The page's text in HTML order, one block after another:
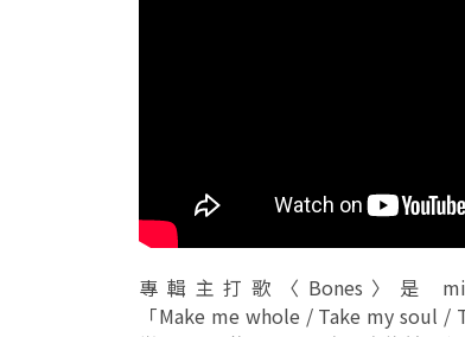
專輯主打歌〈Bones〉是
「Make me whole / Take my soul